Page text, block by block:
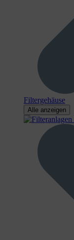
Filtergehäuse
Alle anzeigen